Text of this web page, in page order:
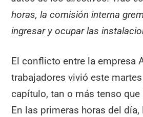
horas, la comisión interna
ingresar y ocupar las
El conflicto entre la empresa
trabajadores vivió este
capítulo, tan o más tenso
En las primeras horas del